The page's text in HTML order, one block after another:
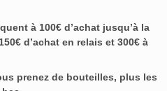
à 100€ d’achat jusqu’à la
d’achat en relais et 300€ à
prenez de bouteilles, plus les